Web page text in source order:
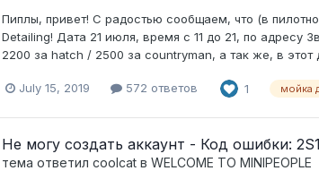
Пиплы, привет! С радостью сообщаем, что (в
Detailing! Дата 21 июля, время с 11 до 21, по адресу
2200 за hatch / 2500 за countryman, а так же, в этот
July 15, 2019 572 ответов 1 мойка
Не могу создать аккаунт - Код ошибки:
тема ответил coolcatв WELCOME TO MINIPEOPLE